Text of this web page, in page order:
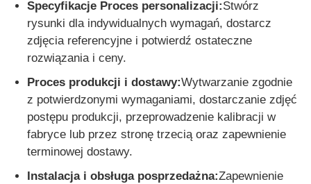
Specyfikacje Proces personalizacji:Stwórz
rysunki dla indywidualnych wymagań, dostarcz
zdjęcia referencyjne i potwierdź ostateczne
rozwiązania i ceny.
Proces produkcji i dostawy:Wytwarzanie zgodnie
z potwierdzonymi wymaganiami, dostarczanie zdjęć
postępu produkcji, przeprowadzenie kalibracji w
fabryce lub przez stronę trzecią oraz zapewnienie
terminowej dostawy.
Instalacja i obsługa posprzedażna:Zapewnienie